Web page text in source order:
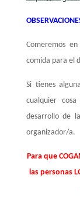
Comeremos
comida para el
Si tienes
cualquier
desarrollo de
organizador/a.
Para que
las personas